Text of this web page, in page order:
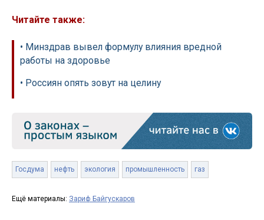
Читайте также:
• Минздрав вывел формулу влияния вредной
работы на здоровье
• Россиян опять зовут на целину
Госдума нефть экология промышленность газ
Ещё материалы: Зариф Байгускаров